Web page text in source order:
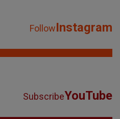
FollowInstagram
SubscribeYouTube